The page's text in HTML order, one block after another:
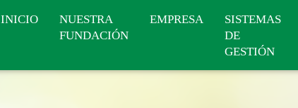
INICIO
NUESTRA
FUNDACIÓN
EMPRESA
SISTEMAS
DE
GESTIÓN